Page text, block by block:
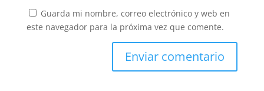
Guarda mi nombre, correo electrónico y web en
este navegador para la próxima vez que comente.